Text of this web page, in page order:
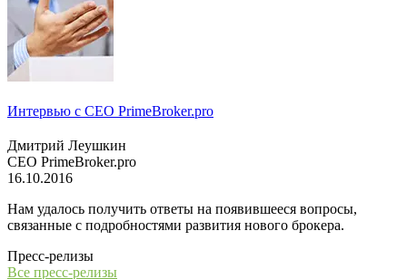
Интервью с СЕО PrimeBroker.pro
Дмитрий Леушкин
СЕО PrimeBroker.pro
16.10.2016
Нам удалось получить ответы на появившееся вопросы,
связанные с подробностями развития нового брокера.
Пресс-релизы
Все пресс-релизы